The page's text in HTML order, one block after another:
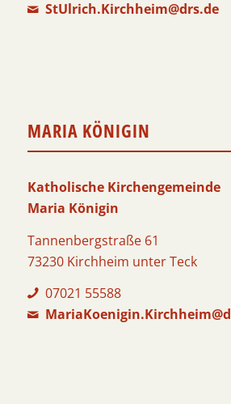
StUlrich.Kirchheim@drs.de
MARIA KÖNIGIN
Katholische Kirchengemeinde
Maria Königin
Tannenbergstraße 61
73230 Kirchheim unter Teck
07021 55588